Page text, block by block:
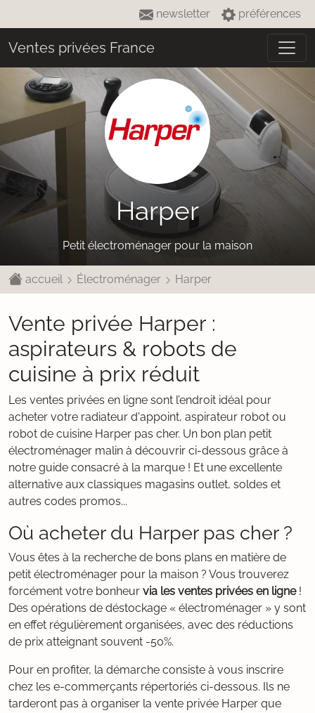
newsletter préférences
Ventes privées France
Harper
Petit électroménager pour la maison
accueil Électroménager Harper
Vente privée Harper :
aspirateurs & robots de
cuisine à prix réduit
Les ventes privées en ligne sont l’endroit idéal pour
acheter votre radiateur d'appoint, aspirateur robot ou
robot de cuisine Harper pas cher. Un bon plan petit
électroménager malin à découvrir ci-dessous grâce à
notre guide consacré à la marque ! Et une excellente
alternative aux classiques magasins outlet, soldes et
autres codes promos...
Où acheter du Harper pas cher ?
Vous êtes à la recherche de bons plans en matière de
petit électroménager pour la maison ? Vous trouverez
forcément votre bonheur via les ventes privées en ligne!
Des opérations de déstockage « électroménager » y sont
en effet régulièrement organisées, avec des réductions
de prix atteignant souvent -50%.
Pour en profiter, la démarche consiste à vous inscrire
chez les e-commerçants répertoriés ci-dessous. Ils ne
tarderont pas à organiser la vente privée Harper que